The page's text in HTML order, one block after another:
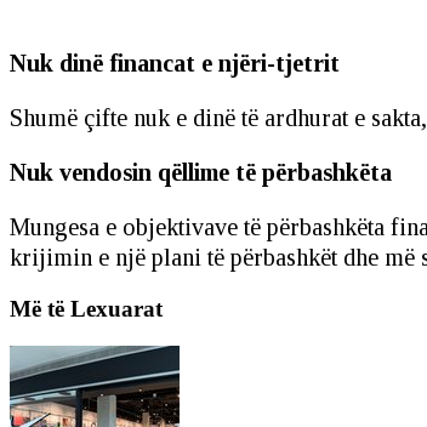
Nuk dinë financat e njëri-tjetrit
Shumë çifte nuk e dinë të ardhurat e
Nuk vendosin qëllime të përbashkëta
Mungesa e objektivave të përbashkëta
krijimin e një plani të përbashkët dhe më
Më të Lexuarat